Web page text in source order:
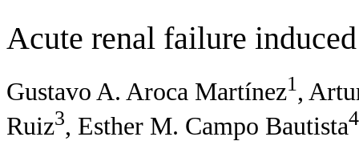
Acute renal failure
Gustavo A. Aroca Martínez1 ,
Ruiz3, Esther M. Campo Bautista4